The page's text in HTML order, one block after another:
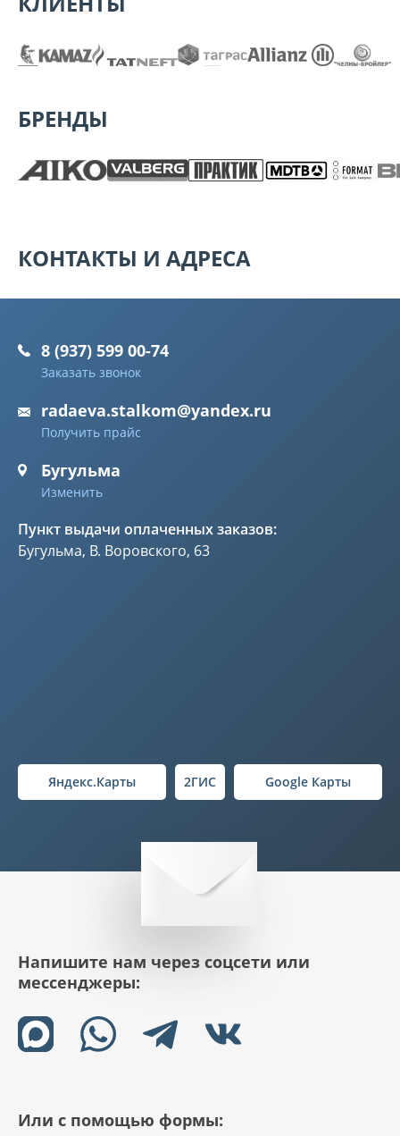
БРЕНДЫ
КОНТАКТЫ И АДРЕСА
8 (937) 599 00-74
Заказать звонок
radaeva.stalkom@yandex.ru
Получить прайс
Бугульма
Изменить
Пункт выдачи оплаченных заказов:
Бугульма, В. Воровского, 63
Яндекс.Карты 2ГИС Google Карты
Напишите нам через соцсети или
мессенджеры:
Или с помощью формы: